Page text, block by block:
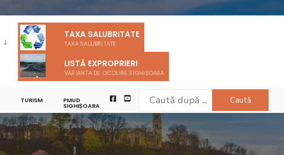
TAXA SALUBRITATE
TAXA SALUBRITATE
LISTĂ EXPROPRIERI
VARIANTA DE OCOLIRE SIGHIȘOARA
TURISM PMUD
SIGHIȘOARA
Caută